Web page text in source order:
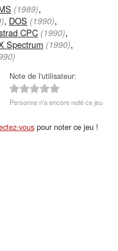
(1989),
, DOS (1990),
CPC (1990),
Spectrum (1990),
Note de l'utilisateur:
Personne n'a encore noté ce jeu
vouspour noter ce jeu !